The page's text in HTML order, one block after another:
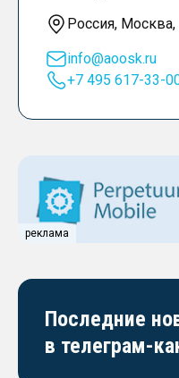
Россия, Москва,
info@aoosk.ru
+7 495 617-33-
реклама
Последние
в телеграм-